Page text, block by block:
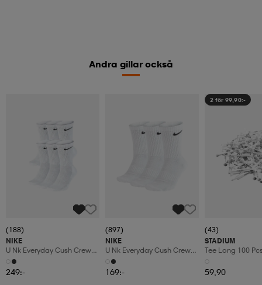
Andra gillar också
(188)
NIKE
U Nk Everyday Cush Crew
6pr-Bd
249:-
(897)
NIKE
U Nk Everyday Cush Crew
3pr
169:-
2 för 99,90:-
(43)
STADIUM
Tee Long 100
59,90